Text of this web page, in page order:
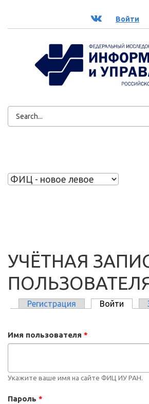
ВК Войти
ФОРМА
УЧЁТНАЯ
Регистрация Войти
Имя пользователя *
Укажите ваше имя на сайте ФИЦ ИУ РАН.
Пароль *